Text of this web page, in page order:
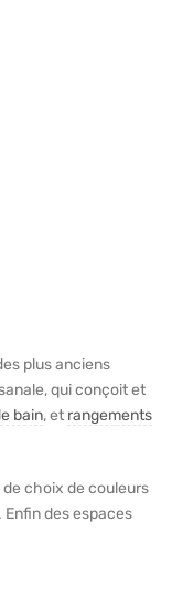
plus anciens
qui conçoit et
bain, et rangements
choix de couleurs
des espaces